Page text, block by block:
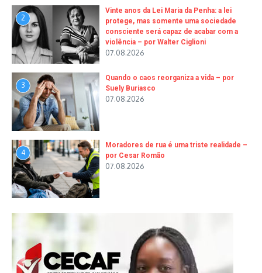
2
Vinte anos da Lei Maria da Penha: a lei
protege, mas somente uma sociedade
consciente será capaz de acabar com a
violência – por Walter Ciglioni
07.08.2026
3
Quando o caos reorganiza a vida – por
Suely Buriasco
07.08.2026
4
Moradores de rua é uma triste realidade –
por Cesar Romão
07.08.2026